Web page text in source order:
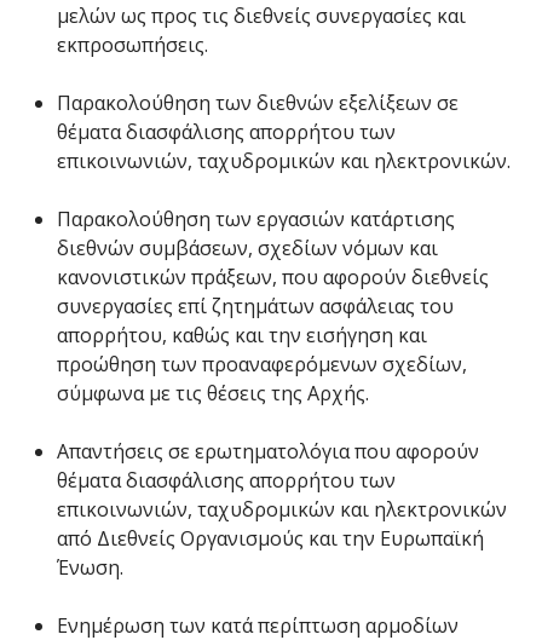
μελών ως προς τις διεθνείς συνεργασίες και
εκπροσωπήσεις.
Παρακολούθηση των διεθνών εξελίξεων σε
θέματα διασφάλισης απορρήτου των
επικοινωνιών, ταχυδρομικών και ηλεκτρονικών.
Παρακολούθηση των εργασιών κατάρτισης
διεθνών συμβάσεων, σχεδίων νόμων και
κανονιστικών πράξεων, που αφορούν διεθνείς
συνεργασίες επί ζητημάτων ασφάλειας του
απορρήτου, καθώς και την εισήγηση και
προώθηση των προαναφερόμενων σχεδίων,
σύμφωνα με τις θέσεις της Αρχής.
Απαντήσεις σε ερωτηματολόγια που αφορούν
θέματα διασφάλισης απορρήτου των
επικοινωνιών, ταχυδρομικών και ηλεκτρονικών
από Διεθνείς Οργανισμούς και την Ευρωπαϊκή
Ένωση.
Ενημέρωση των κατά περίπτωση αρμοδίων